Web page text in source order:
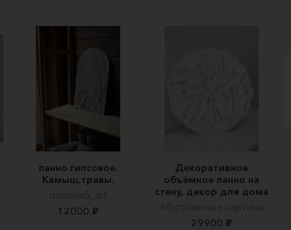
панно гипсовое.
Камыш,травы.
dudoladi_art
12000 ₽
Декоративное
объёмное панно на
стену, декор для дома
Абстрактные картины
29900 ₽